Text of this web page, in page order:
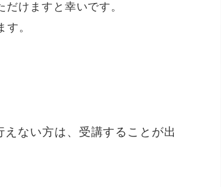
けますと幸いです。
。
ない方は、受講することが出